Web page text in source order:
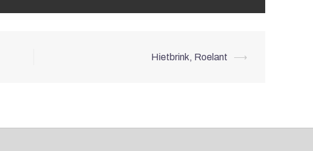
Hietbrink, Roelant ⟶